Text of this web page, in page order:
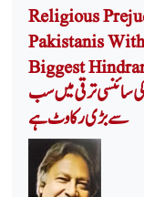
Religious
Pakistanis
Biggest
سائنسی ترقی میں سب
سے بڑی رکاوٹ ہے